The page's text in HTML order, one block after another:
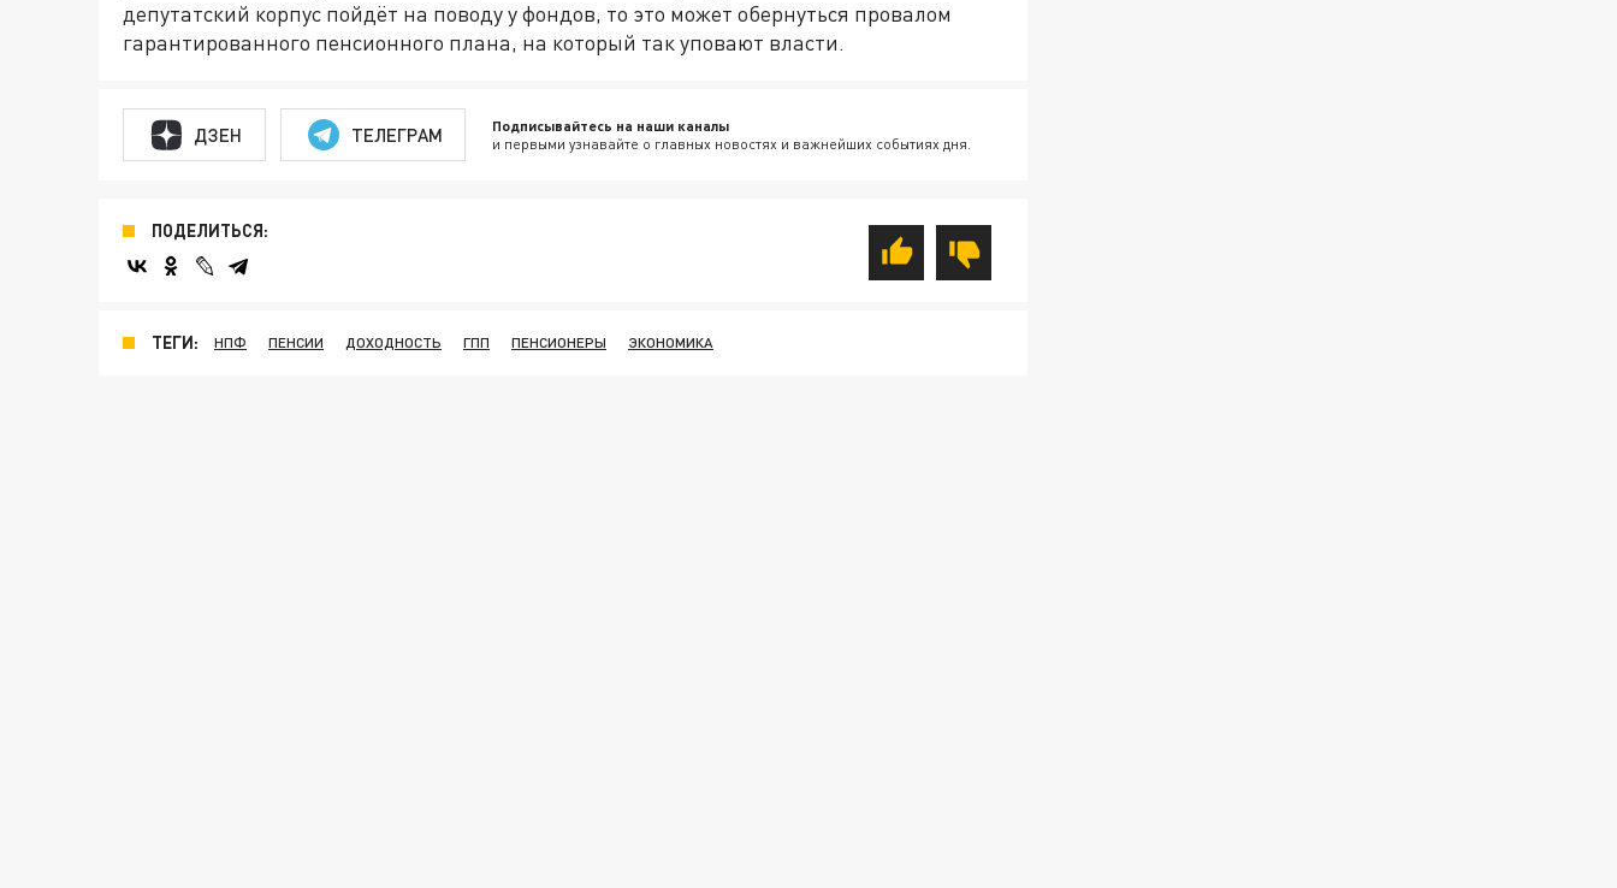
депутатский корпус пойдёт на поводу у фондов, то это может обернуться провалом
гарантированного пенсионного плана, на который так уповают власти.
ДЗЕН ТЕЛЕГРАМ Подписывайтесь на наши каналы
и первыми узнавайте о главных новостях и важнейших событиях дня.
ПОДЕЛИТЬСЯ:
ТЕГИ: НПФ ПЕНСИИ ДОХОДНОСТЬ ГПП ПЕНСИОНЕРЫ ЭКОНОМИКА